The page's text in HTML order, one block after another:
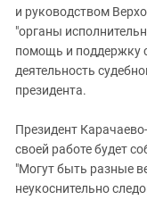
и руководством
"органы
помощь и поддержку
деятельность
президента.
Президент
своей работе будет
"Могут быть разные
неукоснительно